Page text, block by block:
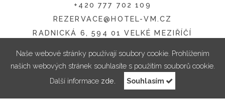
RESERVIERUNG
+420 777 702 109
REZERVACE@HOTEL-VM.CZ
RADNICKÁ 6, 594 01 VELKÉ MEZIŘÍČÍ
Naše webové stránky používají soubory cookie. Prohlížením
našich webových stránek souhlasíte s použitím souborů cookie.
Další informace zde. Souhlasím